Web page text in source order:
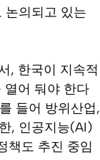
논의되고 있는
, 한국이 지속적
열어 둬야 한다
들어 방위산업,
, 인공지능(AI)
책도 추진 중임